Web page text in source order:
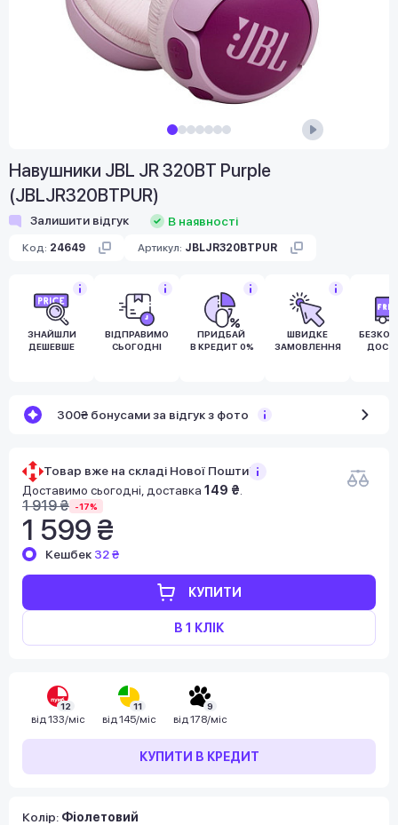
Навушники JBL JR 320BT Purple
(JBLJR320BTPUR)
Залишити відгук В наявності
Код: 24649 Артикул: JBLJR320BTPUR
ЗНАЙШЛИ
ДЕШЕВШЕ
ВІДПРАВИМО
СЬОГОДНІ
ПРИДБАЙ
В КРЕДИТ 0%
ШВИДКЕ
ЗАМОВЛЕННЯ
300₴ бонусами за відгук з фото
Товар вже на складі Нової Пошти!
Доставимо сьогодні, доставка 149 ₴
1 919 ₴ -17%
1 599 ₴
КУПИТИ
В 1 КЛІК
Кешбек 32 ₴
12
від 133/міс
11
від 145/міс
9
від 178/міс
КУПИТИ В КРЕДИТ
Колір: Фіолетовий